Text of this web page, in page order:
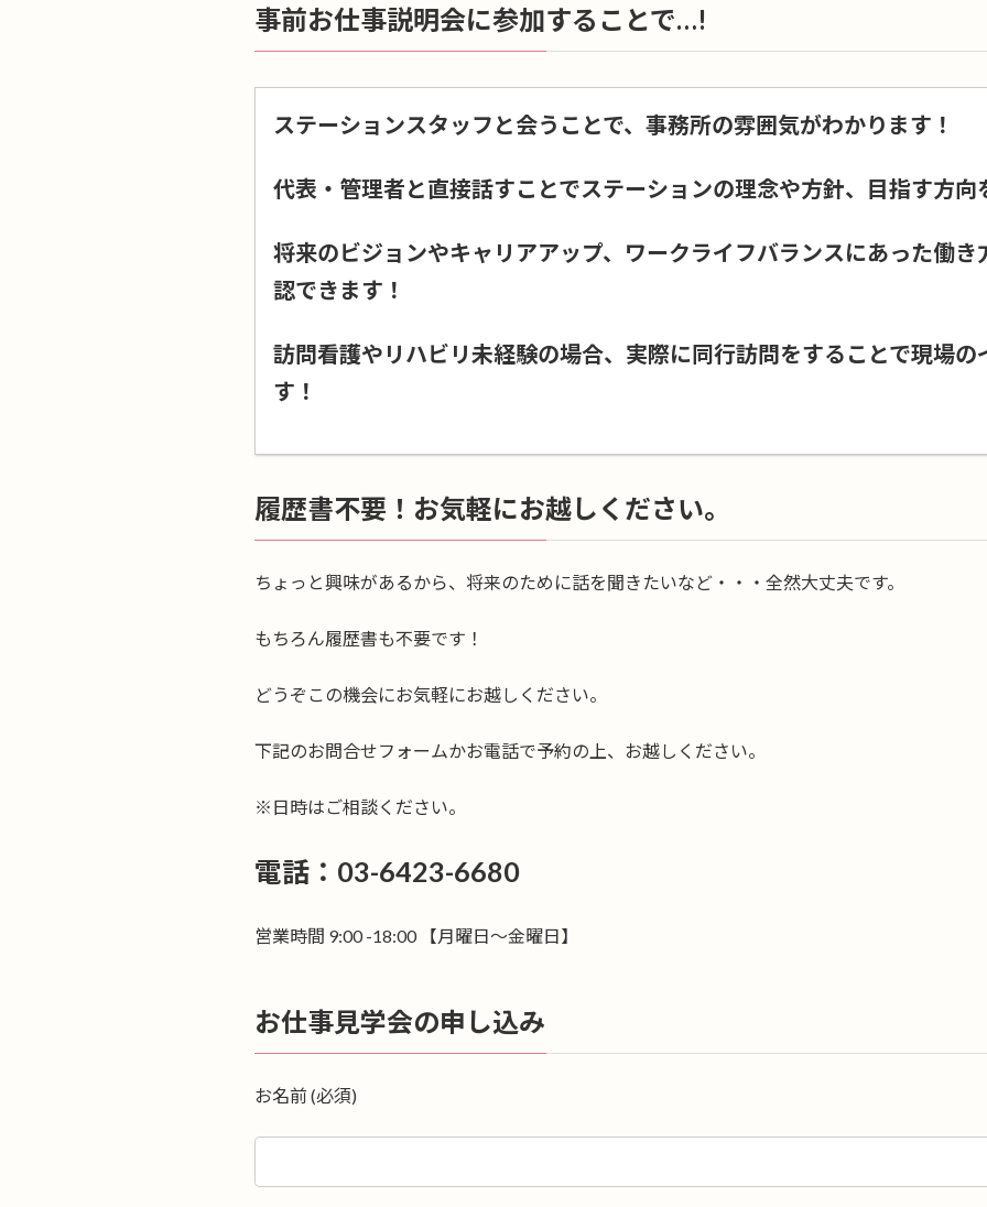
事前お仕事説明会に参加することで…!
ステーションスタッフと会うことで、事務所の雰囲気がわかります！
代表・管理者と直接話すことでステーションの理念や方針、目指す方向
将来のビジョンやキャリアアップ、ワークライフバランスにあった働き
認できます！
訪問看護やリハビリ未経験の場合、実際に同行訪問をすることで現場の
す！
履歴書不要！お気軽にお越しください。
ちょっと興味があるから、将来のために話を聞きたいなど・・・全然大丈夫です。
もちろん履歴書も不要です！
どうぞこの機会にお気軽にお越しください。
下記のお問合せフォームかお電話で予約の上、お越しください。
※日時はご相談ください。
電話：03-6423-6680
営業時間 9:00 -18:00 【月曜日～金曜日】
お仕事見学会の申し込み
お名前 (必須)